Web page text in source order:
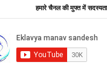
हमारे चैनल की मुफ्त में